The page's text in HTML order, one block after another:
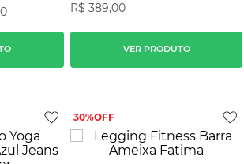
R$ 389,00
VER PRODUTO
30%